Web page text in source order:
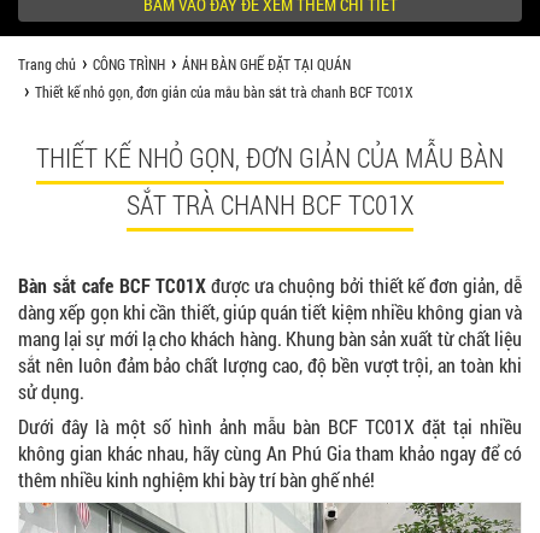
SẢN PHẨM
KHÁCH HÀNG NÊN BIẾT
Trang chủ CÔNG TRÌNH
ẢNH BÀN GHẾ ĐẶT TẠI QUÁN
Thiết kế nhỏ gọn, đơn giản của mẫu bàn sắt trà chanh BCF TC01X
THIẾT KẾ NHỎ GỌN, ĐƠN GIẢN CỦA MẪU BÀN
SẮT TRÀ CHANH BCF TC01X
Bàn sắt cafe BCF TC01Xđược ưa chuộng bởi thiết kế đơn giản, dễ
dàng xếp gọn khi cần thiết, giúp quán tiết kiệm nhiều không gian và
mang lại sự mới lạ cho khách hàng. Khung bàn sản xuất từ chất liệu
sắt nên luôn đảm bảo chất lượng cao, độ bền vượt trội, an toàn khi
sử dụng.
Dưới đây là một số hình ảnh mẫu bàn BCF TC01X đặt tại nhiều
không gian khác nhau, hãy cùng An Phú Gia tham khảo ngay để có
thêm nhiều kinh nghiệm khi bày trí bàn ghế nhé!